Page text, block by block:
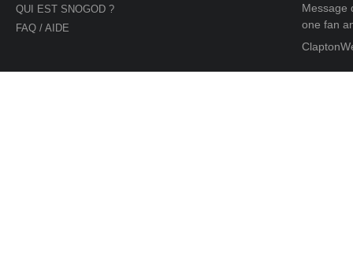
QUI EST SNOGOD ?
FAQ / AIDE
Message
one fan